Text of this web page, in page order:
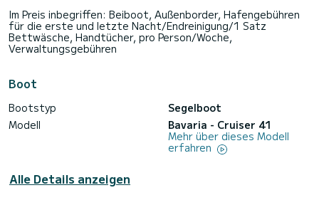
Im Preis inbegriffen: Beiboot, Außenborder, Hafengebühren
für die erste und letzte Nacht/Endreinigung/1 Satz
Bettwäsche, Handtücher, pro Person/Woche,
Verwaltungsgebühren
Boot
Bootstyp
Segelboot
Modell
Bavaria - Cruiser 41
Mehr über dieses Modell
erfahren
Alle Details anzeigen